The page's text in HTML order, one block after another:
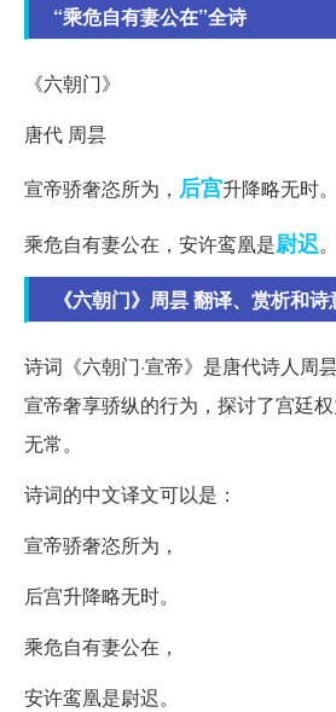
“乘危自有妻公在”全诗
《六朝门》
唐代 周昙
宣帝骄奢恣所为， 后宫升降略无时。
乘危自有妻公在，安许鸾凰是尉迟。
《六朝门》周昙 翻译、赏析和诗
诗词《六朝门·宣帝》是唐代诗人周
宣帝奢享骄纵的行为，探讨了宫廷
无常。
诗词的中文译文可以是：
宣帝骄奢恣所为，
后宫升降略无时。
乘危自有妻公在，
安许鸾凰是尉迟。